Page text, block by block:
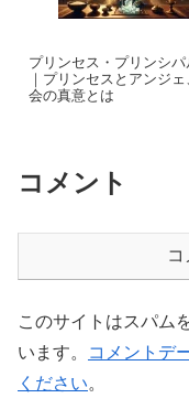
プリンセス・プリンシ
｜プリンセスとアンジ
会の真意とは
コメント
このサイトはスパム
います。
コメントデ
ください。